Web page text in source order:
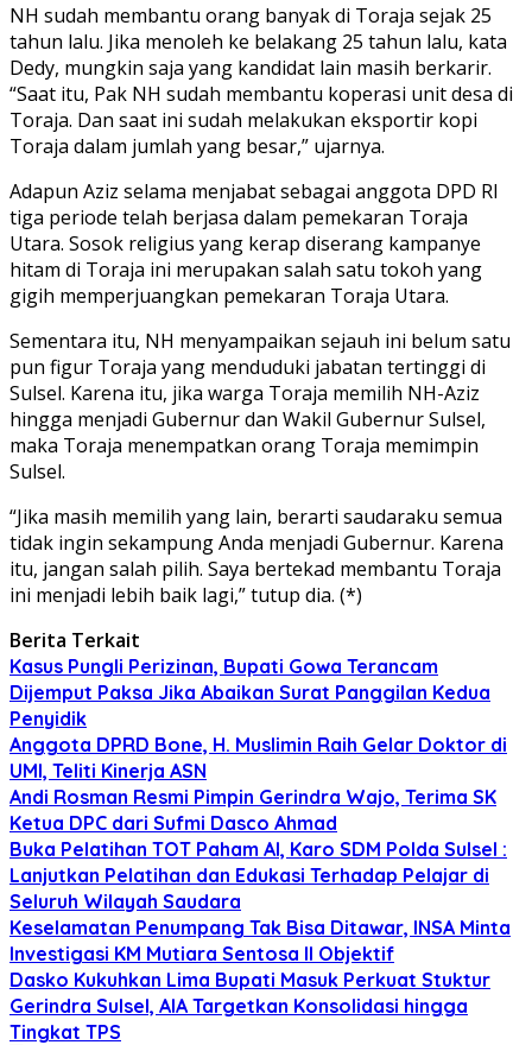
NH sudah membantu orang banyak di Toraja sejak 25
tahun lalu. Jika menoleh ke belakang 25 tahun lalu, kata
Dedy, mungkin saja yang kandidat lain masih berkarir.
“Saat itu, Pak NH sudah membantu koperasi unit desa di
Toraja. Dan saat ini sudah melakukan eksportir kopi
Toraja dalam jumlah yang besar,” ujarnya.
Adapun Aziz selama menjabat sebagai anggota DPD RI
tiga periode telah berjasa dalam pemekaran Toraja
Utara. Sosok religius yang kerap diserang kampanye
hitam di Toraja ini merupakan salah satu tokoh yang
gigih memperjuangkan pemekaran Toraja Utara.
Sementara itu, NH menyampaikan sejauh ini belum satu
pun figur Toraja yang menduduki jabatan tertinggi di
Sulsel. Karena itu, jika warga Toraja memilih NH-Aziz
hingga menjadi Gubernur dan Wakil Gubernur Sulsel,
maka Toraja menempatkan orang Toraja memimpin
Sulsel.
“Jika masih memilih yang lain, berarti saudaraku semua
tidak ingin sekampung Anda menjadi Gubernur. Karena
itu, jangan salah pilih. Saya bertekad membantu Toraja
ini menjadi lebih baik lagi,” tutup dia. (*)
Berita Terkait
Kasus Pungli Perizinan, Bupati Gowa Terancam
Dijemput Paksa Jika Abaikan Surat Panggilan Kedua
Penyidik
Anggota DPRD Bone, H. Muslimin Raih Gelar Doktor di
UMI, Teliti Kinerja ASN
Andi Rosman Resmi Pimpin Gerindra Wajo, Terima SK
Ketua DPC dari Sufmi Dasco Ahmad
Buka Pelatihan TOT Paham AI, Karo SDM Polda Sulsel :
Lanjutkan Pelatihan dan Edukasi Terhadap Pelajar di
Seluruh Wilayah Saudara
Keselamatan Penumpang Tak Bisa Ditawar, INSA Minta
Investigasi KM Mutiara Sentosa II Objektif
Dasko Kukuhkan Lima Bupati Masuk Perkuat Stuktur
Gerindra Sulsel, AIA Targetkan Konsolidasi hingga
Tingkat TPS